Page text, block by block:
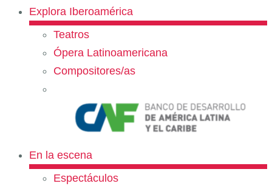
Explora Iberoamérica
Teatros
Ópera Latinoamericana
Compositores/as
En la escena
Espectáculos